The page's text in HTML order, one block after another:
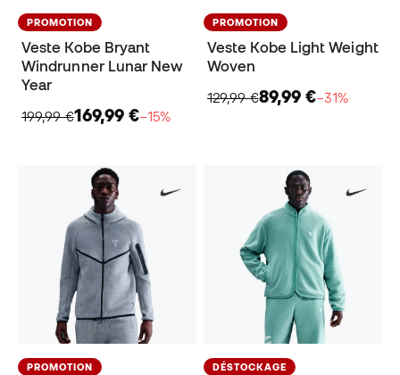
PROMOTION
Veste Kobe Bryant
Windrunner Lunar New
Year
199,99 €169,99 €−15%
PROMOTION
Veste Kobe Light Weight
Woven
129,99 €89,99 €−31%
PROMOTION DÉSTOCKAGE